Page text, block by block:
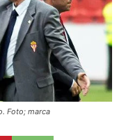
Foto; marca